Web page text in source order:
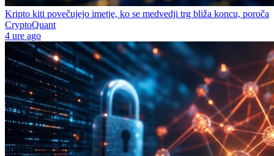
Kripto kiti povečujejo imetje, ko se medvedji trg bliža koncu, poroča
CryptoQuant
4 ure ago